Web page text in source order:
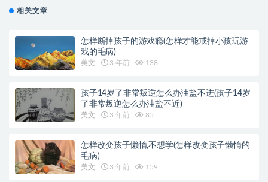
相关文章
怎样断掉孩子的游戏瘾(怎样才能戒掉小孩玩游
戏的毛病)
美文 3 年前 138
孩子14岁了非常叛逆怎么办油盐不进(孩子14岁
了非常叛逆怎么办油盐不近)
美文 3 年前 85
怎样改变孩子懒惰,不想学(怎样改变孩子懒惰的
毛病)
美文 3 年前 159